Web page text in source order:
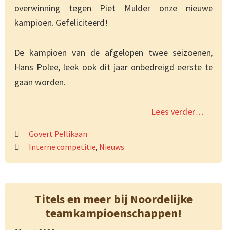
overwinning tegen Piet Mulder onze nieuwe
kampioen. Gefeliciteerd!
De kampioen van de afgelopen twee seizoenen,
Hans Polee, leek ook dit jaar onbedreigd eerste te
gaan worden.
Lees verder…
Govert Pellikaan
Interne competitie, Nieuws
Titels en meer bij Noordelijke
teamkampioenschappen!